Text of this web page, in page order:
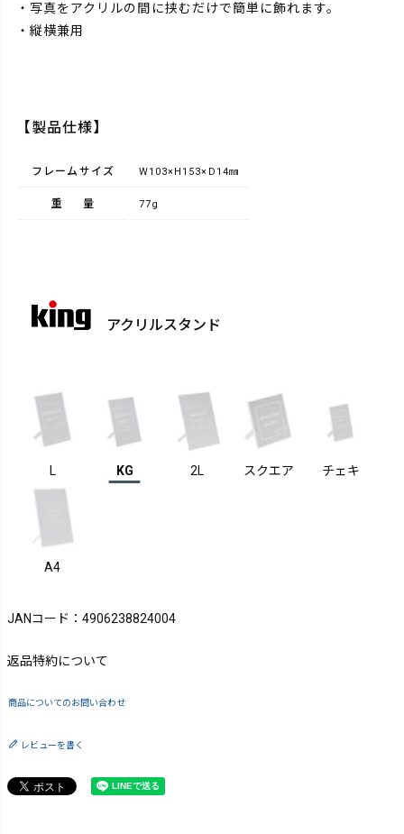
・写真をアクリルの間に挟むだけで簡単に飾れます。
・縦横兼用
【製品仕様】
フレームサイズ W103×H153×D14㎜
重量 77g
アクリルスタンド
L KG 2L スクエア チェキ
A4
JANコード：4906238824004
返品特約について
商品についてのお問い合わせ
レビューを書く